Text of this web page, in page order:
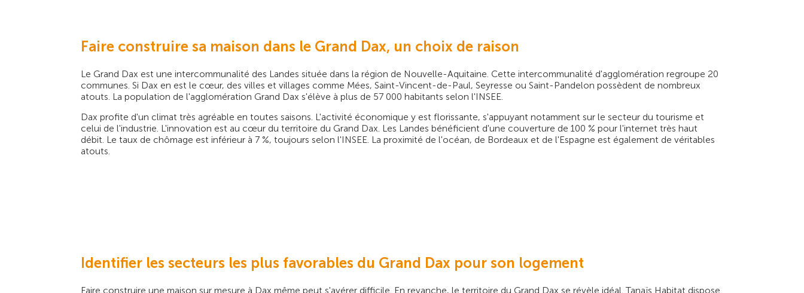
Faire construire sa maison dans le Grand Dax, un choix de raison
Le Grand Dax est une intercommunalité des Landes située dans la région de Nouvelle-Aquitaine. Cette intercommunalité d'agglomération regroupe 20
communes. Si Dax en est le cœur, des villes et villages comme Mées, Saint-Vincent-de-Paul, Seyresse ou Saint-Pandelon possèdent de nombreux
atouts. La population de l'agglomération Grand Dax s'élève à plus de 57 000 habitants selon l'INSEE.
Dax profite d'un climat très agréable en toutes saisons. L'activité économique y est florissante, s'appuyant notamment sur le secteur du tourisme et
celui de l'industrie. L'innovation est au cœur du territoire du Grand Dax. Les Landes bénéficient d'une couverture de 100 % pour l'internet très haut
débit. Le taux de chômage est inférieur à 7 %, toujours selon l'INSEE. La proximité de l'océan, de Bordeaux et de l'Espagne est également de véritables
atouts.
Identifier les secteurs les plus favorables du Grand Dax pour son logement
Faire construire une maison sur mesure à Dax même peut s'avérer difficile. En revanche, le territoire du Grand Dax se révèle idéal. Tanaïs Habitat dispose